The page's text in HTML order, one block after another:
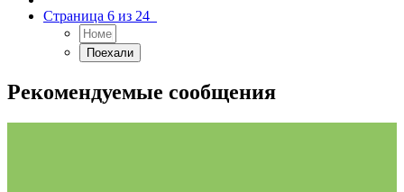
Страница 6 из 24
Рекомендуемые сообщения